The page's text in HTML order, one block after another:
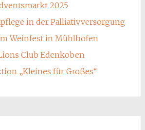
2025
in der Palliativversorgung
Weinfest in Mühlhofen
Club Edenkoben
„Kleines für Großes“